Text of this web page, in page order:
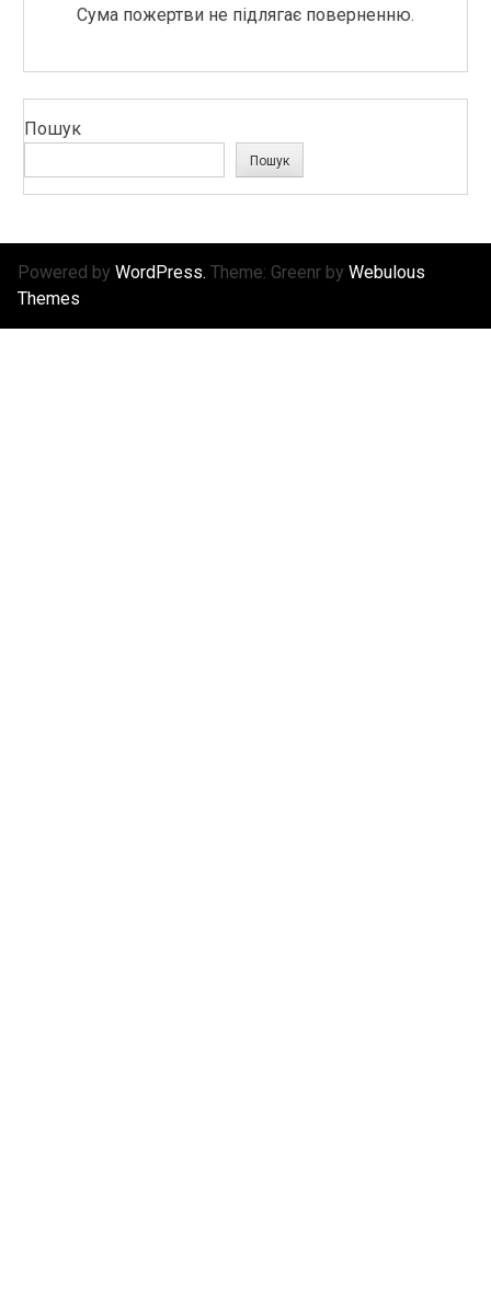
Сума пожертви не підлягає поверненню.
Пошук
Пошук
Powered by WordPress. Theme: Greenr by Webulous
Themes